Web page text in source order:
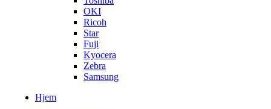
OKI
Ricoh
Star
Fuji
Kyocera
Zebra
Samsung
Hjem